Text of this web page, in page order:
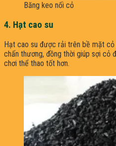
Băng keo nối cỏ
4. Hạt cao su
Hạt cao su được rải trên bề mặt cỏ
chấn thương, đồng thời giúp sợi cỏ
chơi thể thao tốt hơn.